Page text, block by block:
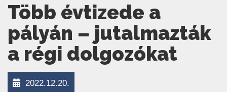
Több évtizede a
pályán – jutalmazták
a régi dolgozókat
2022.12.20.